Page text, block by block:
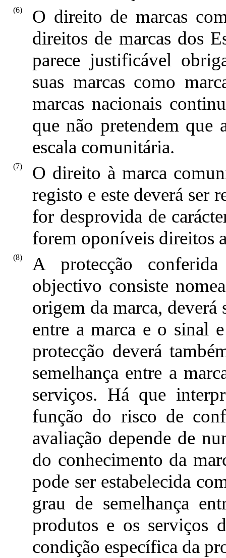
(6)
O direito de marcas
direitos de marcas dos
parece justificável
suas marcas como
marcas nacionais
que não pretendem que
escala comunitária.
(7)
O direito à marca
registo e este deverá ser
for desprovida de
forem oponíveis direitos
(8)
A protecção
objectivo consiste
origem da marca, deverá
entre a marca e o sinal
protecção deverá
semelhança entre a
serviços. Há que
função do risco de
avaliação depende de
do conhecimento da
pode ser estabelecida
grau de semelhança
produtos e os serviços
condição específica da